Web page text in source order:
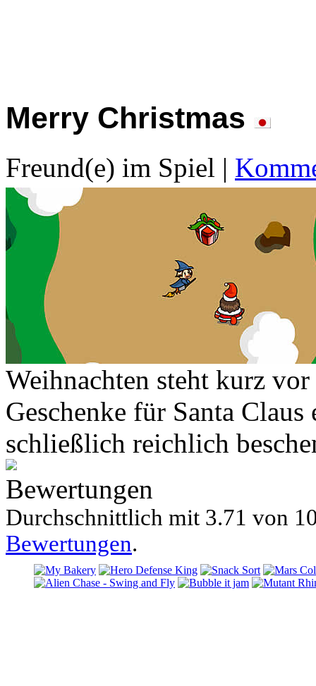
Merry Christmas
Freund(e) im Spiel |
Weihnachten steht kurz
Geschenke für Santa
schließlich reichlich
Bewertungen
Durchschnittlich mit 3.71 von
Bewertungen.